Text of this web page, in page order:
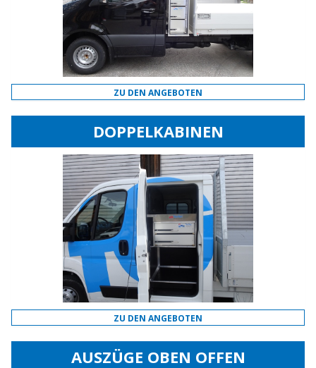
ZU DEN ANGEBOTEN
DOPPELKABINEN
ZU DEN ANGEBOTEN
AUSZÜGE OBEN OFFEN